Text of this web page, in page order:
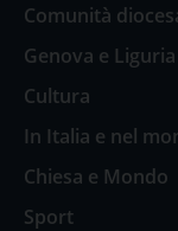
Comunità
Genova e Liguria
Cultura
In Italia e nel
Chiesa e Mondo
Sport